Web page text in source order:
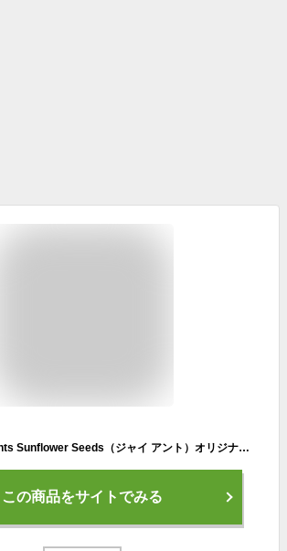
【2袋セット】Giants Sunflower Seeds（ジャイ アント）オリジナル（塩味） 163g×2 たっぷりボリューム 高たんぱく・ノートランスファット
この商品をサイトでみる